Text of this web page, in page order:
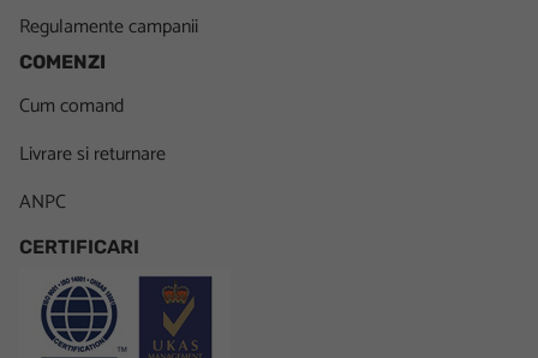
Regulamente campanii
COMENZI
Cum comand
Livrare si returnare
ANPC
CERTIFICARI